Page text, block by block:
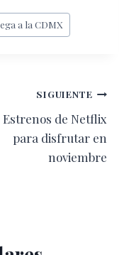
a la CDMX
SIGUIENTE
Estrenos de Netflix
para disfrutar en
noviembre